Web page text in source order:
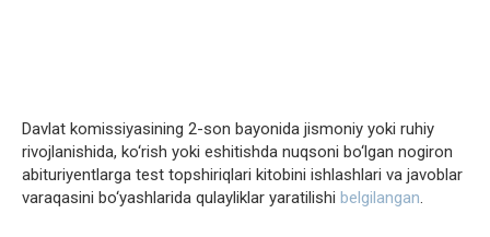
Davlat komissiyasining 2-son bayonida jismoniy yoki ruhiy
rivojlanishida, ko‘rish yoki eshitishda nuqsoni bo‘lgan nogiron
abituriyentlarga test topshiriqlari kitobini ishlashlari va javoblar
varaqasini bo‘yashlarida qulayliklar yaratilishi belgilangan.